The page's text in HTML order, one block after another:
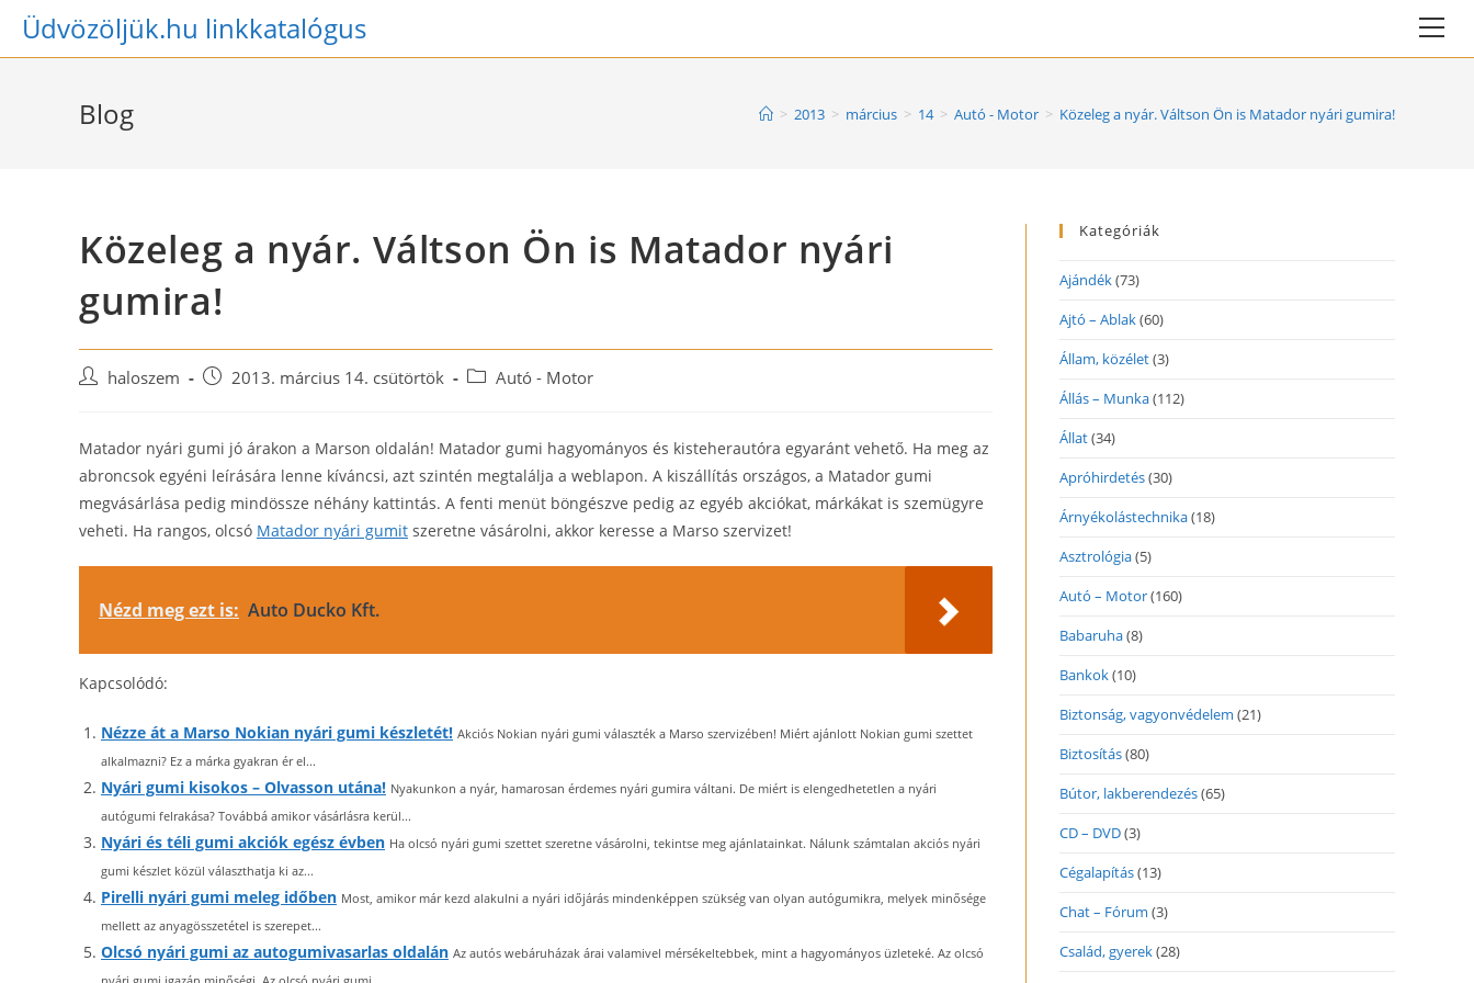
SkipÜdvözöljük.hu linkkatalógus
Blog > 2013 > március > 14 > Autó - Motor > Közeleg a nyár. Váltson Ön is Matador nyári gumira!
Közeleg a nyár. Váltson Ön is Matador nyári
gumira!
Post haloszem
Post 2013. március 14. csütörtök
PostAutó - Motor
Matador nyári gumi jó árakon a Marson oldalán! Matador gumi hagyományos és kisteherautóra egyaránt vehető. Ha meg az
abroncsok egyéni leírására lenne kíváncsi, azt szintén megtalálja a weblapon. A kiszállítás országos, a Matador gumi
megvásárlása pedig mindössze néhány kattintás. A fenti menüt böngészve pedig az egyéb akciókat, márkákat is szemügyre
veheti. Ha rangos, olcsó Matador nyári gumit szeretne vásárolni, akkor keresse a Marso szervizet!
Nézd meg ezt is: Auto Ducko Kft.
Kapcsolódó:
Nézze át a Marso Nokian nyári gumi készletét! Akciós Nokian nyári gumi választék a Marso szervizében! Miért ajánlott Nokian gumi szettet
alkalmazni? Ez a márka gyakran ér el...
Nyári gumi kisokos – Olvasson utána! Nyakunkon a nyár, hamarosan érdemes nyári gumira váltani. De miért is elengedhetetlen a nyári
autógumi felrakása? Továbbá amikor vásárlásra kerül...
Nyári és téli gumi akciók egész évben Ha olcsó nyári gumi szettet szeretne vásárolni, tekintse meg ajánlatainkat. Nálunk számtalan akciós nyári
gumi készlet közül választhatja ki az...
Pirelli nyári gumi meleg időben Most, amikor már kezd alakulni a nyári időjárás mindenképpen szükség van olyan autógumikra, melyek minősége
mellett az anyagösszetétel is szerepet...
Olcsó nyári gumi az autogumivasarlas oldalán Az autós webáruházak árai valamivel mérsékeltebbek, mint a hagyományos üzleteké. Az olcsó
Kategóriák
Ajándék(73)
Ajtó – Ablak(60)
Állam, közélet(3)
Állás – Munka(112)
Állat(34)
Apróhirdetés(30)
Árnyékolástechnika(18)
Asztrológia(5)
Autó – Motor(160)
Babaruha(8)
Bankok(10)
Biztonság, vagyonvédelem (21)
Biztosítás(80)
Bútor, lakberendezés(65)
CD – DVD(3)
Cégalapítás(13)
Chat – Fórum (3)
Család, gyerek(28)